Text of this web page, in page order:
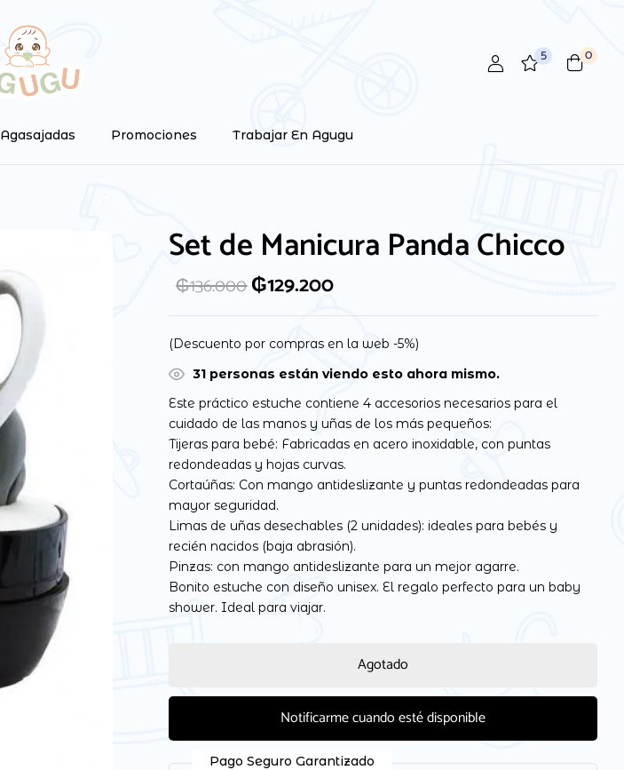
5 0
Agasajadas Promociones Trabajar En Agugu
Set de Manicura Panda Chicco
₲136.000₲129.200
(Descuento por compras en la web -5%)
38 personas están viendo esto ahora mismo.
Este práctico estuche contiene 4 accesorios necesarios para el
cuidado de las manos y uñas de los más pequeños:
Tijeras para bebé: Fabricadas en acero inoxidable, con puntas
redondeadas y hojas curvas.
Cortaúñas: Con mango antideslizante y puntas redondeadas para
mayor seguridad.
Limas de uñas desechables (2 unidades): ideales para bebés y
recién nacidos (baja abrasión).
Pinzas: con mango antideslizante para un mejor agarre.
Bonito estuche con diseño unisex. El regalo perfecto para un baby
shower. Ideal para viajar.
Agotado
Notificarme cuando esté disponible
Pago Seguro Garantizado
Tu dirección de correo electrónico no será publicada.
marcados con*
Guarda mi nombre, correo electrónico y web en este navegador para la próxima
vez que comente.